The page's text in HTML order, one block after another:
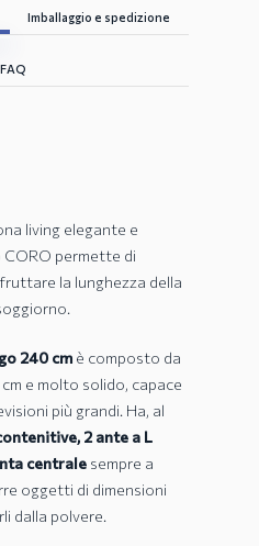
Imballaggio e spedizione
FAQ
living elegante e
permette di
la lunghezza della
240 cm è composto da
e molto solido, capace
più grandi. Ha, al
2 ante a L
centrale sempre a
oggetti di dimensioni
dalla polvere.